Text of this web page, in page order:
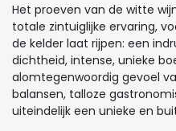
Het proeven van de witte
totale zintuiglijke ervaring,
de kelder laat rijpen: een
dichtheid, intense, unieke
alomtegenwoordig gevoel
balansen, talloze
uiteindelijk een unieke en